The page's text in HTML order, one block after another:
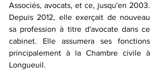
Associés, avocats, et ce, jusqu'en 2003.
Depuis 2012, elle exerçait de nouveau
sa profession à titre d'avocate dans ce
cabinet. Elle assumera ses fonctions
principalement à la Chambre civile à
Longueuil.